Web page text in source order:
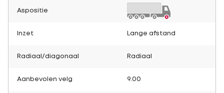
Aspositie
Inzet Lange afstand
Radiaal/diagonaal Radiaal
Aanbevolen velg 9.00